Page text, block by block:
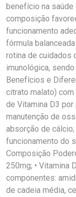
benefício na saúde
composição
funcionamento
fórmula
rotina de cuidados
imunológica,
Benefícios e
citrato malato) com
de Vitamina D3 por
manutenção de
absorção de cálcio;
funcionamento do
Composição
250mg; • Vitamina
componentes:
de cadeia média,